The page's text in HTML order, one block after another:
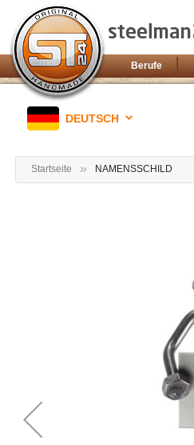
Berufe
DEUTSCH
Startseite NAMENSSCHILD